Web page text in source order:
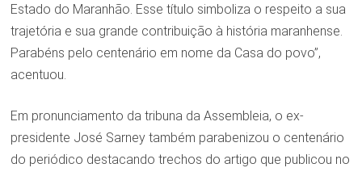
Estado do Maranhão. Esse título simboliza o respeito a sua
trajetória e sua grande contribuição à história maranhense.
Parabéns pelo centenário em nome da Casa do povo”,
acentuou.
Em pronunciamento da tribuna da Assembleia, o ex-
presidente José Sarney também parabenizou o centenário
do periódico destacando trechos do artigo que publicou no